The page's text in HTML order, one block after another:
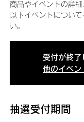
商品やイベントの詳
以下イベントについ
い。
受付が終了
他のイベン
抽選受付期間